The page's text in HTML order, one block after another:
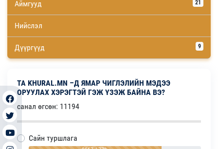
Аймгууд 21
Нийслэл
Дүүргүүд 9
ТА KHURAL.MN –Д ЯМАР ЧИГЛЭЛИЙН МЭДЭЭ
ОРУУЛАХ ХЭРЭГТЭЙ ГЭЖ ҮЗЭЖ БАЙНА ВЭ?
санал өгсөн: 11194
Сайн туршлага